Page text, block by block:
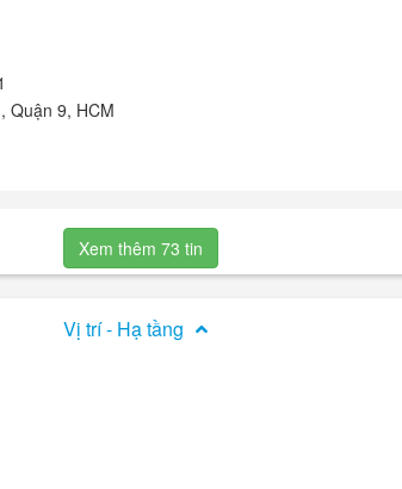
lớn 1700m ...
Quận 9, HCM
Xem thêm 73 tin
Vị trí - Hạ tầng